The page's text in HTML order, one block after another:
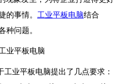
的事情。 工业平板电脑结合
种问题。
业平板电脑提出了几点要求：